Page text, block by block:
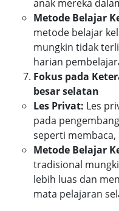
anak mereka
Metode Belajar
metode belajar
mungkin tidak
harian
Fokus pada
besar selatan
Les Privat: Les
pada
seperti
Metode Belajar
tradisional
lebih luas dan
mata pelajaran